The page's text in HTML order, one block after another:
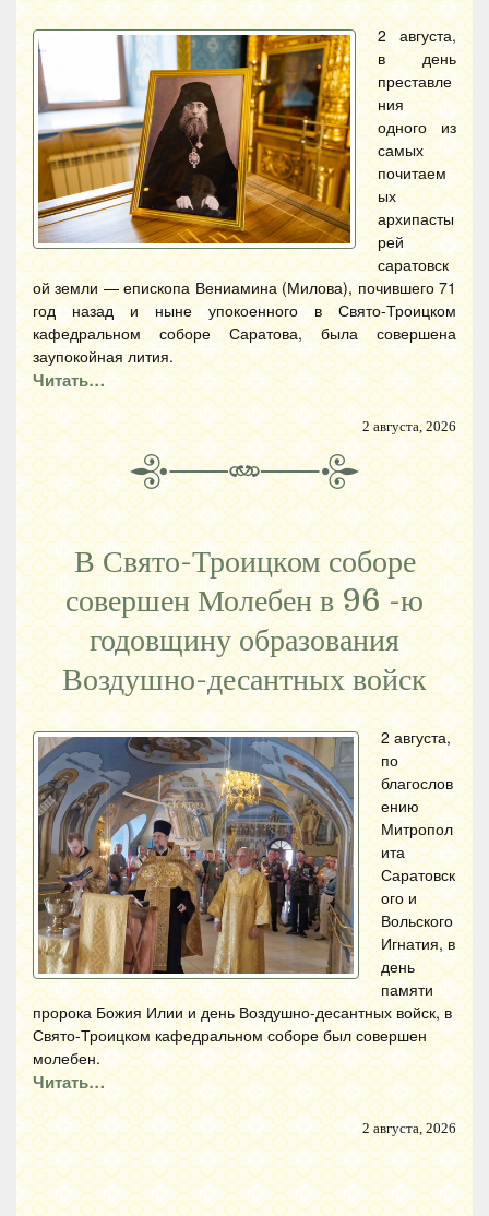
2 августа,
в день
преставле
ния
одного из
самых
почитаем
ых
архипасты
рей
саратовск
ой земли — епископа Вениамина (Милова), почившего 71
год назад и ныне упокоенного в Свято-Троицком
кафедральном соборе Саратова, была совершена
заупокойная лития.
Читать…
2 августа, 2026
В Свято-Троицком соборе
совершен Молебен в 96 -ю
годовщину образования
Воздушно-десантных войск
2 августа,
по
благослов
ению
Митропол
ита
Саратовск
ого и
Вольского
Игнатия, в
день
памяти
пророка Божия Илии и день Воздушно-десантных войск, в
Свято-Троицком кафедральном соборе был совершен
молебен.
Читать…
2 августа, 2026